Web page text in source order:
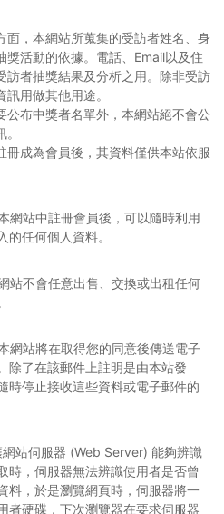
面，本網站所蒐集的受訪者姓名、身
獎活動的依據。電話、Email以及住
訪者抽獎結果及分析之用。除非受訪
用做其他用途。
公布中獎者名單外，本網站絕不會公
冊成為會員後，其資料僅供本站依服
網站中註冊會員後，可以隨時利用
任何個人資料。
站不會任意出售、交換或出租任何
網站將在取得您的同意後傳送電子
除了在該郵件上註明是由本站發
時停止接收這些資料或電子郵件的
站伺服器 (Web Server) 能夠辨識
時，伺服器無法辨識使用者是否曾
料，於是瀏覽網頁時，伺服器將一
者硬碟，下次瀏覽器在要求伺服器